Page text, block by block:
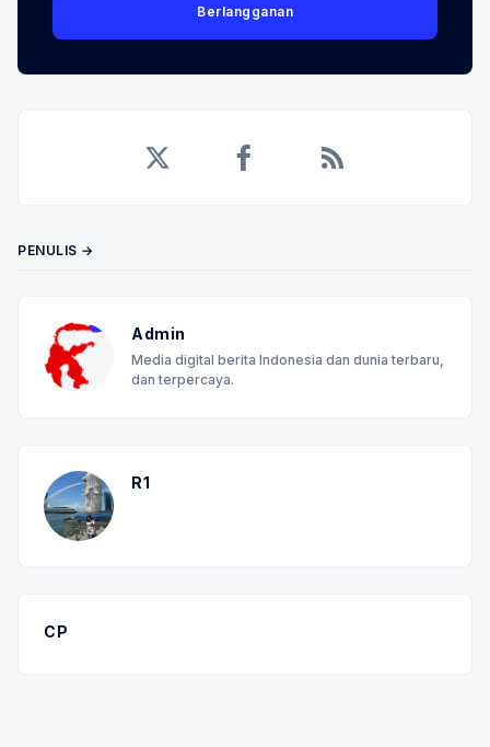
Berlangganan
PENULIS →
Admin
Media digital berita Indonesia dan dunia terbaru,
dan terpercaya.
R1
CP